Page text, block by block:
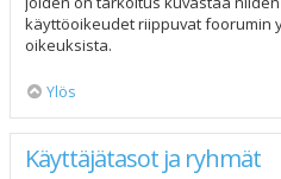
käyttöoikeudet riippuvat foorumin
oikeuksista.
Ylös
Käyttäjätasot ja ryhmät